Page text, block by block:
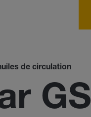
de circulation